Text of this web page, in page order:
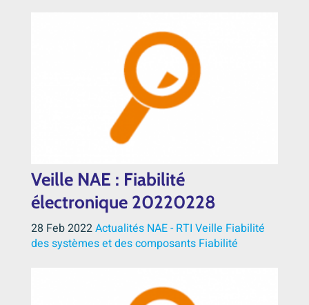
Veille NAE : Fiabilité
électronique 20220228
28 Feb 2022Actualités NAE - RTI Veille Fiabilité
des systèmes et des composants Fiabilité